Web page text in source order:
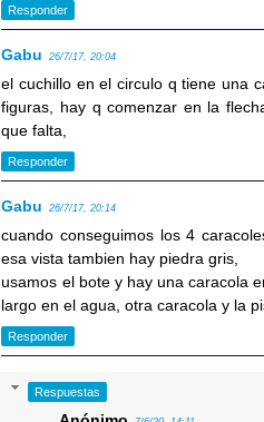
Responder
Gabu 26/7/17, 20:04
el cuchillo en el circulo q tiene una
figuras, hay q comenzar en la
que falta,
Responder
Gabu 26/7/17, 20:14
cuando conseguimos los 4
esa vista tambien hay piedra gris,
usamos el bote y hay una caracola
largo en el agua, otra caracola y la
Responder
Respuestas